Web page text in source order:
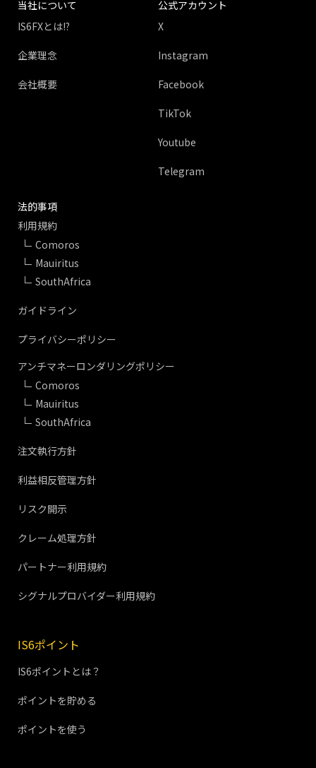
当社について
IS6FXとは!?
企業理念
会社概要
公式アカウント
X
Instagram
Facebook
TikTok
Youtube
Telegram
法的事項
利用規約
Comoros
Mauiritus
SouthAfrica
ガイドライン
プライバシーポリシー
アンチマネーロンダリングポリシー
Comoros
Mauiritus
SouthAfrica
注文執行方針
利益相反管理方針
リスク開示
クレーム処理方針
パートナー利用規約
シグナルプロバイダー利用規約
IS6ポイント
IS6ポイントとは？
ポイントを貯める
ポイントを使う